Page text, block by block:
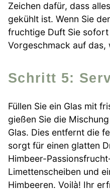
Zeichen dafür, dass
gekühlt ist. Wenn Sie
fruchtige Duft Sie sofort
Vorgeschmack auf das,
Schritt 5:
Füllen Sie ein Glas mit
gießen Sie die
Glas. Dies entfernt die
sorgt für einen glatten
Himbeer-
Limettenscheiben und
Himbeeren. Voilà! Ihr